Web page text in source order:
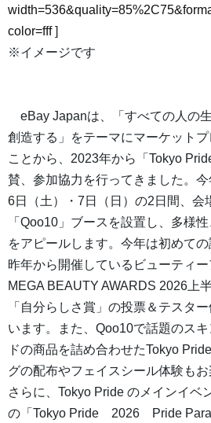
color=fff]
※イメージです
eBay Japanは、「すべての人の
創造する」をテーマにマーケット
ことから、2023年から「Tokyo
賛、参加協力を行ってきました。
6日（土）・7日（日）の2日間、会
「Qoo10」ブースを設置し、多様
をアピールします。今年は初めて
昨年から開催しているビューティ
MEGA BEAUTY AWARDS 2026上
「自分らしさ賞」の投票＆テスタ
います。また、Qoo10で話題のス
ドの商品を詰め合わせたTokyo
グの配布やフェイスシール体験もお
さらに、Tokyo Pride のメインイベ
の「Tokyo Pride 2026 Pride